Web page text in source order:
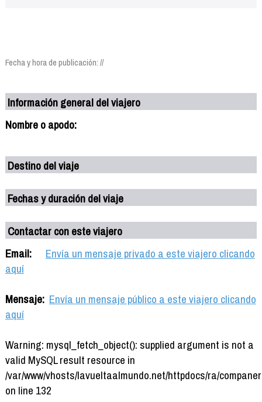
Fecha y hora de publicación: //
Información general del viajero
Nombre o apodo:
Destino del viaje
Fechas y duración del viaje
Contactar con este viajero
Email:
Envía un mensaje privado a este viajero clicando
aquí
Mensaje: Envía un mensaje público a este viajero clicando
aquí
Warning: mysql_fetch_object(): supplied argument is not a
valid MySQL result resource in
/var/www/vhosts/lavueltaalmundo.net/httpdocs/ra/
on line 132